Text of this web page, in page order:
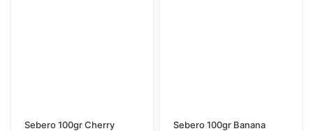
Sebero 100gr Cherry
Sebero 100gr Banana